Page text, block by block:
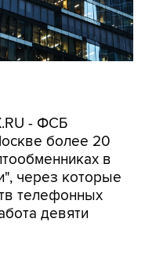
- ФСБ
более 20
в
через которые
телефонных
девяти